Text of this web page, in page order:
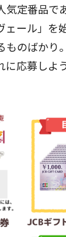
気定番品で
ール」を
ものばかり
に応募しよ